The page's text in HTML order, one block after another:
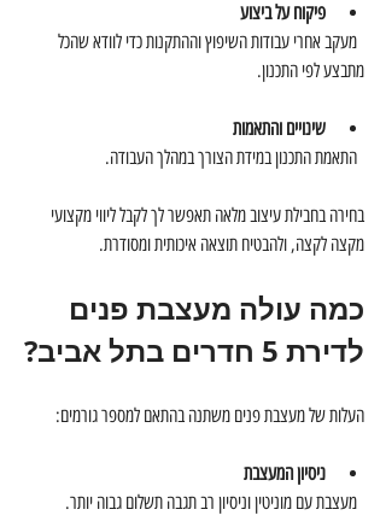
פיקוח על ביצוע
  מעקב אחרי עבודות השיפוץ וההתקנות כדי לוודא שהכל
מתבצע לפי התכנון.
שינויים והתאמות
בחירה בחבילת עיצוב מלאה תאפשר לך לקבל ליווי מקצועי
מקצה לקצה, ולהבטיח תוצאה איכותית ומסודרת.
כמה עולה מעצבת פנים
לדירת 5 חדרים בתל אביב?
העלות של מעצבת פנים משתנה בהתאם למספר גורמים:
ניסיון המעצבת